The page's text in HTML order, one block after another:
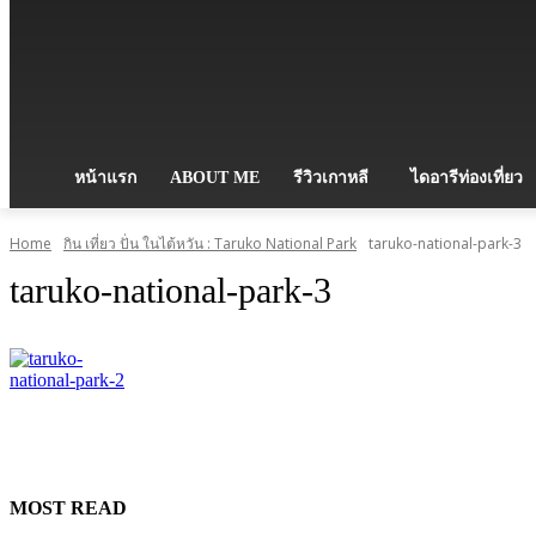
หน้าแรก ABOUT ME รีวิวเกาหลี ไดอารีท่องเที่ยว
Home กิน เที่ยว ปั่น ในไต้หวัน : Taruko National Park taruko-national-park-3
taruko-national-park-3
MOST READ